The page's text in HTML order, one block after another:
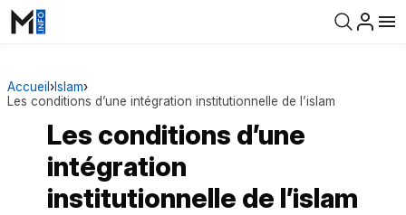
Accueil ›Islam›
Les conditions d’une intégration institutionnelle de l’islam
Les conditions d’une
intégration
institutionnelle de l’islam